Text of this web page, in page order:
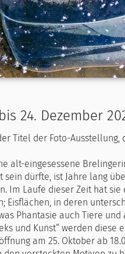
24. Dezember
Titel der Foto-
alt-eingesessene
sein dürfte, ist Jahre lang
Im Laufe dieser Zeit hat
Eisflächen, in deren
Phantasie auch Tiere
und Kunst“ werden
am 25. Oktober ab